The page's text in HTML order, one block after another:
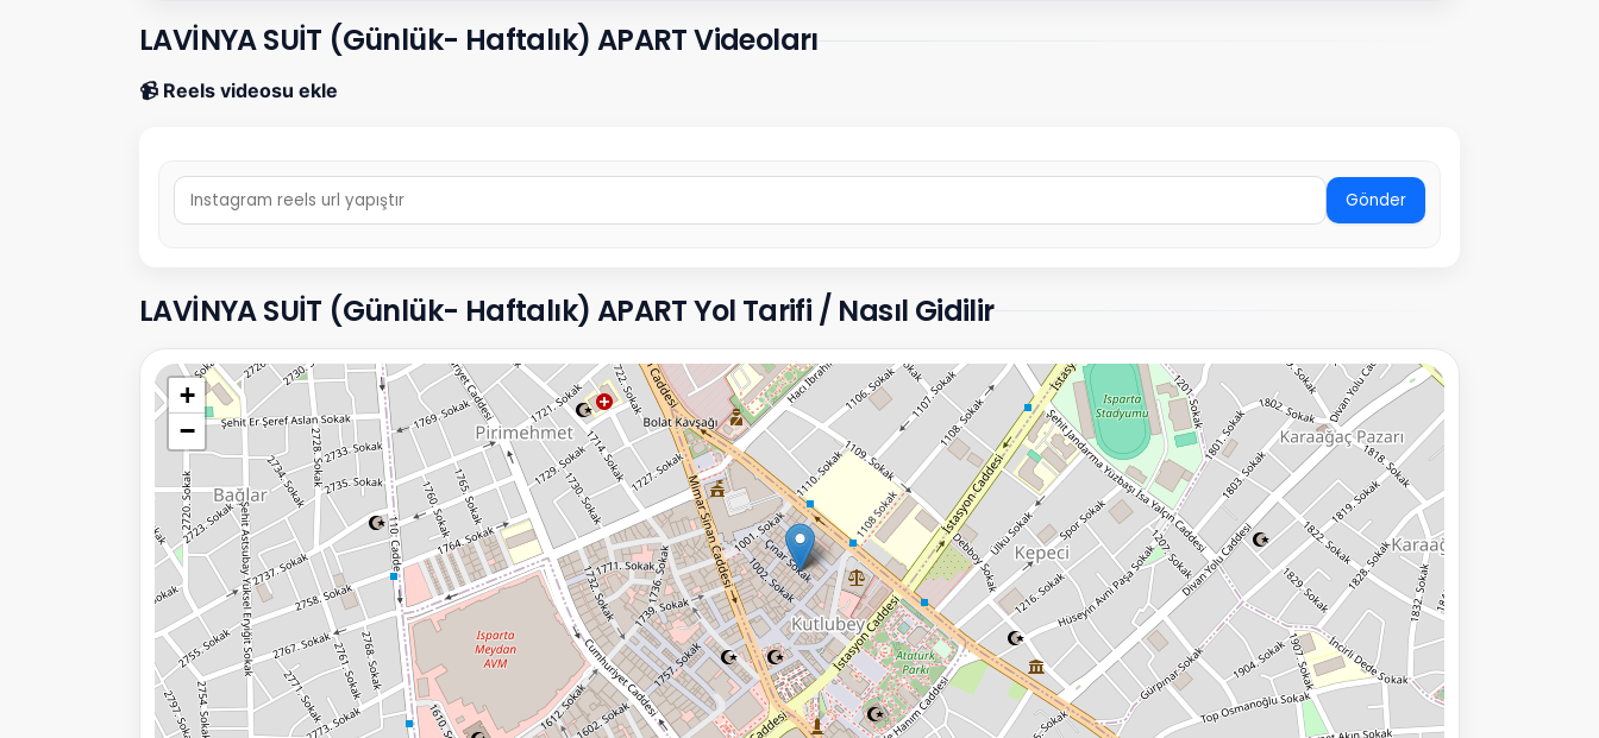
LAVİNYA SUİT (Günlük- Haftalık) APART Videoları
📹 Reels videosu ekle
Gönder
LAVİNYA SUİT (Günlük- Haftalık) APART Yol Tarifi / Nasıl Gidilir
+
−